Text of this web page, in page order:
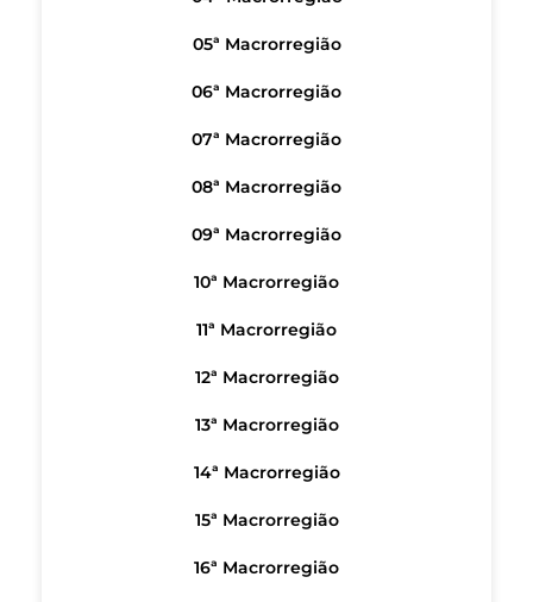
05ª Macrorregião
06ª Macrorregião
07ª Macrorregião
08ª Macrorregião
09ª Macrorregião
10ª Macrorregião
11ª Macrorregião
12ª Macrorregião
13ª Macrorregião
14ª Macrorregião
15ª Macrorregião
16ª Macrorregião